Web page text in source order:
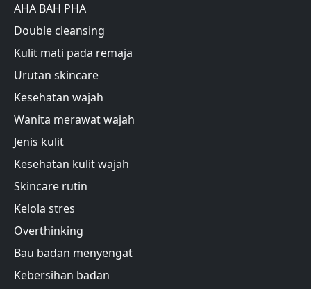
AHA BAH PHA
Double cleansing
Kulit mati pada remaja
Urutan skincare
Kesehatan wajah
Wanita merawat wajah
Jenis kulit
Kesehatan kulit wajah
Skincare rutin
Kelola stres
Overthinking
Bau badan menyengat
Kebersihan badan